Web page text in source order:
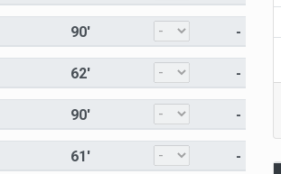
90' -
62' -
90' -
61' -